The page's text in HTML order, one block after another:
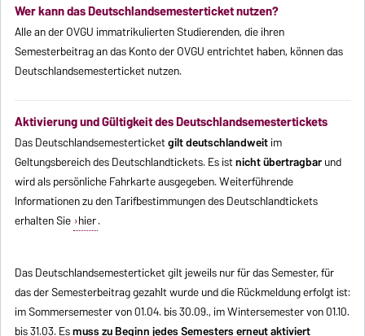
Wer kann das Deutschlandsemesterticket nutzen?
Alle an der OVGU immatrikulierten Studierenden, die ihren
Semesterbeitrag an das Konto der OVGU entrichtet haben, können das
Deutschlandsemesterticket nutzen.
Aktivierung und Gültigkeit des Deutschlandsemestertickets
Das Deutschlandsemesterticketgilt deutschlandweitim
Geltungsbereich des Deutschlandtickets. Es istnicht übertragbarund
wird als persönliche Fahrkarte ausgegeben. Weiterführende
Informationen zu den Tarifbestimmungen des Deutschlandtickets
erhalten Sie hier.
Das Deutschlandsemesterticket gilt jeweils nur für das Semester, für
das der Semesterbeitrag gezahlt wurde und die Rückmeldung erfolgt ist:
im Sommersemester von 01.04. bis 30.09., im Wintersemester von 01.10.
bis 31.03. Esmuss zu Beginn jedes Semesters erneut aktiviert